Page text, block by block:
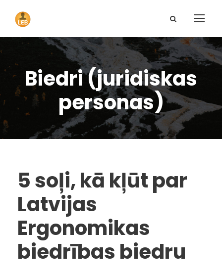
Biedri (juridiskas
personas)
5 soļi, kā kļūt par
Latvijas
Ergonomikas
biedrības biedru